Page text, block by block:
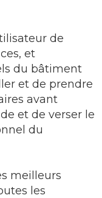
de
et
du bâtiment
et de prendre
avant
et de verser le
du
meilleurs
les